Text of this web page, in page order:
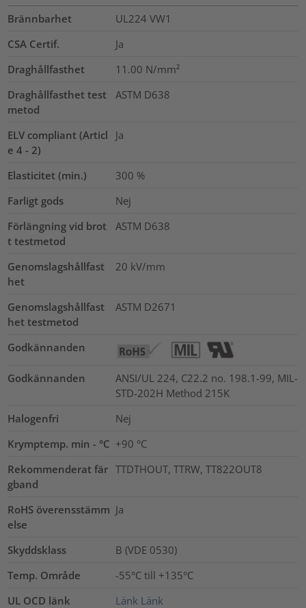
Brännbarhet
UL224 VW1
CSA Certif.
Ja
Draghållfasthet
11.00 N/mm²
Draghållfasthet test
metod
ASTM D638
ELV compliant (Articl
e 4 - 2)
Ja
Elasticitet (min.) 300 %
Farligt gods
Nej
Förlängning vid brot
t testmetod
ASTM D638
Genomslagshållfast
het
20 kV/mm
Genomslagshållfast
het testmetod
ASTM D2671
Godkännanden
Godkännanden
ANSI/UL 224, C22.2 no. 198.1-99, MIL-
STD-202H Method 215K
Halogenfri
Nej
Krymptemp. min - °C +90 °C
Rekommenderat fär
gband
TTDTHOUT, TTRW, TT822OUT8
RoHS överensstämm
else
Ja
Skyddsklass
B (VDE 0530)
Temp. Område
-55°C till +135°C
UL OCD länk
Länk Länk